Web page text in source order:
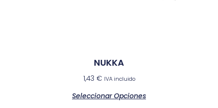
NUKKA
1,43 € IVA incluido
Seleccionar Opciones